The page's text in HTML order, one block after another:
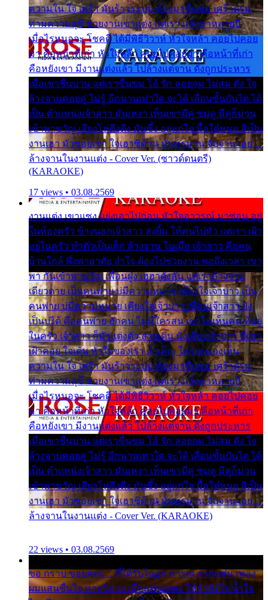
ความใน ใจ เศร้า มันร้าวระบม ต้องมาขื่นขม เศร้าตรม
ท่ามความสุขี ช่วยงานเขาแต่ง แต่เรา แล้งมาหลายปี
เมื่อไรหนอจะ โชคดี ได้มีพิธีวิวาห์ หัวใจหล้า คอยไปคอย
มา คือหน้าที่เก่า หัวใจหล้า คอยไปคอยมา คือหน้าที่เก่า
คือหยังเขา มีงานแต่งแล้ว ไปล้างแต่จาน ดั่งถูกประหาร
เมื่อเขาชื่นบาน แต่เราขื่นขม โอ้ รัก ลอยลม ไม่สม ดัง ใจ
ล้างจานคอยคู่ ไม่รู้ อีกนานเท่าใด จะได้ เลื่อนขั้นบันได ได้
เป็น ตำแหน่งเจ้าสาว มันเหงา เห็นเขามีคู่ ซมดู มีคู่ก็ม่วน
เข้าพาขวัญ เสียงโห่ตึงตึง มันซึ้ง อยู่แก่ใจ มื้อใด๋หนอ สิเป็น
งานเฮา มัวซอยเขา ใจเฮาซิด้าน มันทรมาน จับจาน เอย…
ล้างจานในงานแต่ง - Cover Ver. (ซาวด์ดนตรี)
(KARAOKE)
17 views • 03.08.2569
งานแต่ง เขาแซง แย่งเอาไปก่อน หัวใจอาวรณ์ มาซ่อน อยู่
ในห้องครัว ข้างนอกเจ้าสาว ส่งยิ้ม ให้คนไปทั่ว แต่เรา เฝ้า
อยู่ในครัว ทำตัวเป็นเด็ก ล้างจาน ในเมื่อ เจ้าสาว คือคน
บ้านใกล้ พึ่งพาอาศัย จำใจ ต้องไปช่วยงาน พอถึงเวลา เขา
พา กันเข้าพาขวัญ เพื่อนฝูง เฮฮาดังลั่น แต่เราล้างจาน
เดียวดาย เป็นคนพ่าย บ่มีความหมาย เคียงใจเจ้าบ่าว เป็น
คนพ่าย บ่มีความหมาย เคียงใจเจ้าบ่าว เพื่อนเจ้าสาว ยัง
เป็นบ่ได้ คือคนพ่าย ฮักคน ไม่มีใครสน เขาไม่เห็นคน ที่อยู่
ในครัว เจ้าสาว ก็มัวแต่งตัว สวยเด่น นั่งเคียงเจ้าบ่าว ที่เขา
เฝ้าคอย ใจเต้น หัวใจของเรา ลำเค็ญ ใครจะมองเห็น
ความใน ใจ เศร้า มันร้าวระบม ต้องมาขื่นขม เศร้าตรม
ท่ามความสุขี ช่วยงานเขาแต่ง แต่เรา แล้งมาหลายปี
เมื่อไรหนอจะ โชคดี ได้มีพิธีวิวาห์ หัวใจหล้า คอยไปคอย
มา คือหน้าที่เก่า หัวใจหล้า คอยไปคอยมา คือหน้าที่เก่า
คือหยังเขา มีงานแต่งแล้ว ไปล้างแต่จาน ดั่งถูกประหาร
เมื่อเขาชื่นบาน แต่เราขื่นขม โอ้ รัก ลอยลม ไม่สม ดัง ใจ
ล้างจานคอยคู่ ไม่รู้ อีกนานเท่าใด จะได้ เลื่อนขั้นบันได ได้
เป็น ตำแหน่งเจ้าสาว มันเหงา เห็นเขามีคู่ ซมดู มีคู่ก็ม่วน
เข้าพาขวัญ เสียงโห่ตึงตึง มันซึ้ง อยู่แก่ใจ มื้อใด๋หนอ สิเป็น
งานเฮา มัวซอยเขา ใจเฮาซิด้าน มันทรมาน จับจาน เอย…
ล้างจานในงานแต่ง - Cover Ver. (KARAOKE)
22 views • 03.08.2569
ขอ กราบ ขอบคุณ.... ที่ได้รับไออุ่น การุณ จากแฟน เพลง
ผมแสนชื่นใจ หายวังเวง เมื่อแฟนเพลง ให้กำลังใจ น้ำใจ